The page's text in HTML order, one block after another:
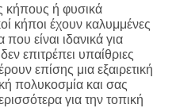
κήπους ή φυσικά
κήποι έχουν καλυμμένες
είναι ιδανικά για
επιτρέπει υπαίθριες
επίσης μια εξαιρετική
πολυκοσμία και σας
για την τοπική